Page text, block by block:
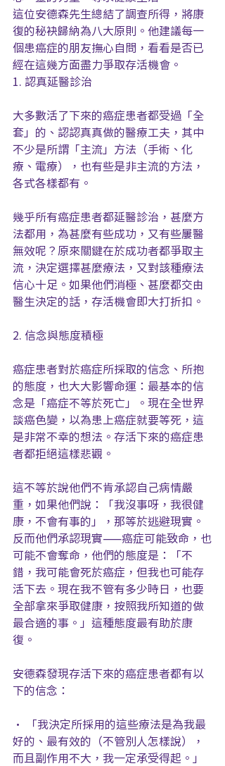
這位安德森先生總結了調查所得，將康
復的秘袂歸納為八大原則。他建議每一
個患癌症的朋友撫心自問，看看是否已
經在這幾方面盡力爭取存活機會。
1. 認真延醫診治
大多數活了下來的癌症患者都受過「全
套」的、認認真真做的醫療工夫，其中
不少是所謂「主流」方法（手術、化
療、電療），也有些是非主流的方法，
各式各樣都有。
幾乎所有癌症患者都延醫診治，甚麼方
法都用，為甚麼有些成功，又有些屢醫
無效呢？原來關鍵在於成功者都爭取主
流，決定選擇甚麼療法，又對該種療法
信心十足。如果他們消極、甚麼都交由
醫生決定的話，存活機會即大打折扣。
2. 信念與態度積極
癌症患者對於癌症所採取的信念、所抱
的態度，也大大影響命運：最基本的信
念是「癌症不等於死亡」。現在全世界
談癌色變，以為患上癌症就要等死，這
是非常不幸的想法。存活下來的癌症患
者都拒絕這樣悲觀。
這不等於說他們不肯承認自己病情嚴
重，如果他們說：「我沒事呀，我很健
康，不會有事的」，那等於逃避現實。
反而他們承認現實——癌症可能致命，也
可能不會奪命，他們的態度是：「不
錯，我可能會死於癌症，但我也可能存
活下去。現在我不管有多少時日，也要
全部拿來爭取健康，按照我所知道的做
最合適的事。」這種態度最有助於康
復。
安德森發現存活下來的癌症患者都有以
下的信念：
• 「我決定所採用的這些療法是為我最
好的、最有效的（不管別人怎樣說），
而且副作用不大，我一定承受得起。」